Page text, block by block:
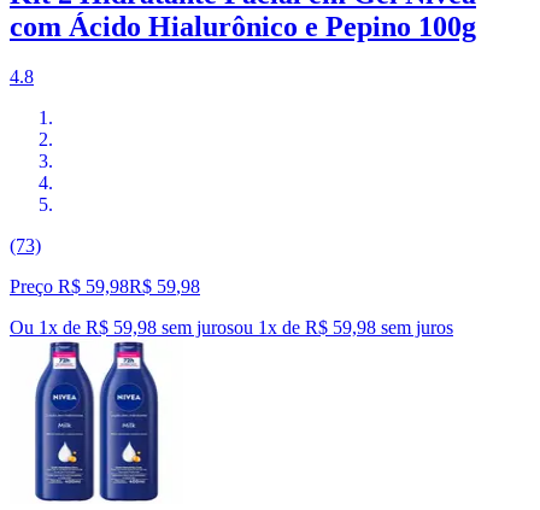
com Ácido Hialurônico e Pepino 100g
4.8
(73)
Preço R$ 59,98R$ 59,98
Ou 1x de R$ 59,98 sem jurosou 1x de R$ 59,98 sem juros